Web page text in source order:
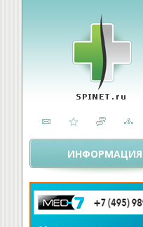
ИНФОРМАЦИЯ